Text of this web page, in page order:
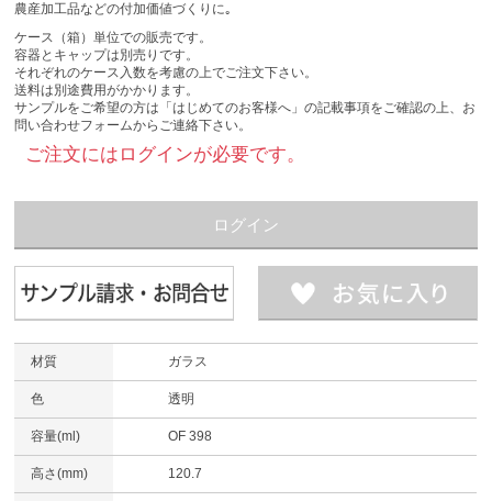
農産加工品などの付加価値づくりに｡
ケース（箱）単位での販売です。
容器とキャップは別売りです。
それぞれのケース入数を考慮の上でご注文下さい。
送料は別途費用がかかります。
サンプルをご希望の方は「はじめてのお客様へ」の記載事項をご確認の上、お
問い合わせフォームからご連絡下さい。
ご注文にはログインが必要です。
ログイン
材質 ガラス
色 透明
容量(ml) OF 398
高さ(mm) 120.7